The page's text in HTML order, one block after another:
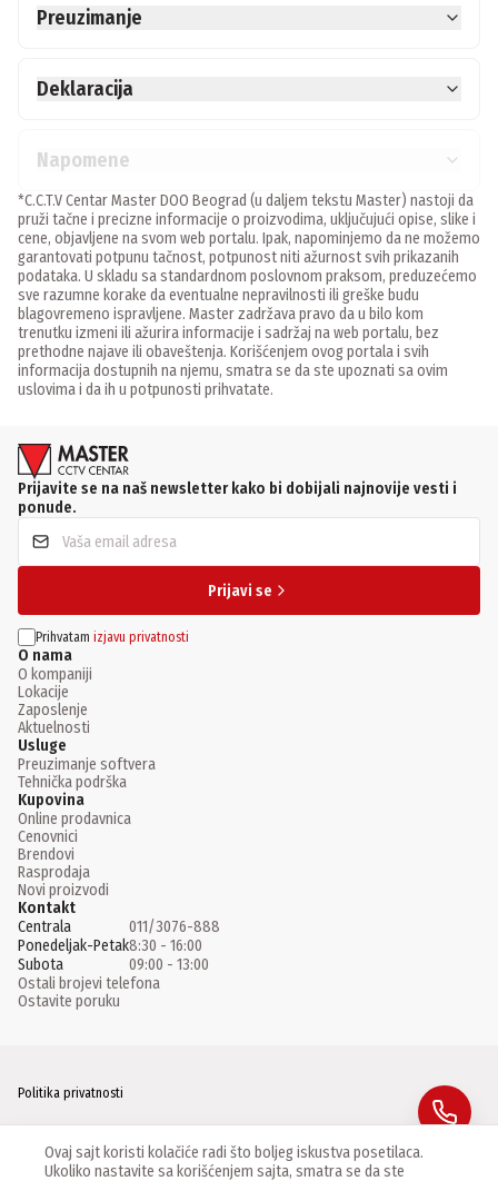
Preuzimanje
Deklaracija
Napomene
*C.C.T.V Centar Master DOO Beograd (u daljem tekstu Master) nastoji da
pruži tačne i precizne informacije o proizvodima, uključujući opise, slike i
cene, objavljene na svom web portalu. Ipak, napominjemo da ne možemo
garantovati potpunu tačnost, potpunost niti ažurnost svih prikazanih
podataka. U skladu sa standardnom poslovnom praksom, preduzećemo
sve razumne korake da eventualne nepravilnosti ili greške budu
blagovremeno ispravljene. Master zadržava pravo da u bilo kom
trenutku izmeni ili ažurira informacije i sadržaj na web portalu, bez
prethodne najave ili obaveštenja. Korišćenjem ovog portala i svih
informacija dostupnih na njemu, smatra se da ste upoznati sa ovim
uslovima i da ih u potpunosti prihvatate.
Prijavite se na naš newsletter kako bi dobijali najnovije vesti i
ponude.
Prijavi se
Prihvatam izjavu privatnosti
O nama
O kompaniji
Lokacije
Zaposlenje
Aktuelnosti
Usluge
Preuzimanje softvera
Tehnička podrška
Kupovina
Online prodavnica
Cenovnici
Brendovi
Rasprodaja
Novi proizvodi
Kontakt
Centrala
011/3076-888
Ponedeljak-Petak8:30 - 16:00
Subota
09:00 - 13:00
Ostali brojevi telefona
Ostavite poruku
Politika privatnosti
Ovaj sajt koristi kolačiće radi što boljeg iskustva posetilaca.
Ukoliko nastavite sa korišćenjem sajta, smatra se da ste